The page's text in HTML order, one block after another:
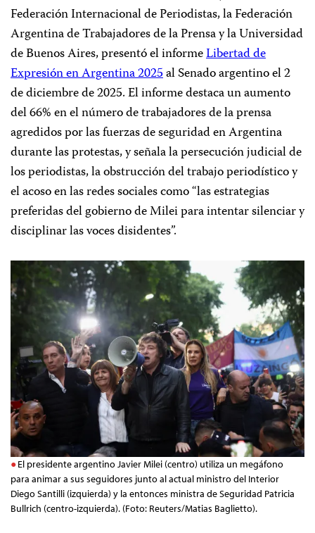
Federación Internacional de Periodistas, la Federación
Argentina de Trabajadores de la Prensa y la Universidad
de Buenos Aires, presentó el informeLibertad de
Expresión en Argentina 2025al Senado argentino el 2
de diciembre de 2025. El informe destaca un aumento
del 66% en el número de trabajadores de la prensa
agredidos por las fuerzas de seguridad en Argentina
durante las protestas, y señala la persecución judicial de
los periodistas, la obstrucción del trabajo periodístico y
el acoso en las redes sociales como “las estrategias
preferidas del gobierno de Milei para intentar silenciar y
disciplinar las voces disidentes”.
El presidente argentino Javier Milei (centro) utiliza un megáfono
para animar a sus seguidores junto al actual ministro del Interior
Diego Santilli (izquierda) y la entonces ministra de Seguridad Patricia
Bullrich (centro-izquierda). (Foto: Reuters/Matias Baglietto).